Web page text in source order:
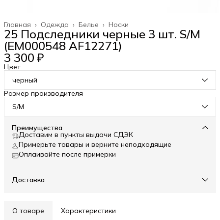
Носки
Белье ›
Одежда ›
Главная ›
25 Подследники черные 3 шт. S/M
(EM000548 AF12271)
3 300 ₽
Цвет
черный
Размер производителя
S/M
Преимущества
Доставим в пункты выдачи СДЭК
Примерьте товары и верните неподходящие
Оплаивайте после примерки
Доставка
О товаре Характеристики